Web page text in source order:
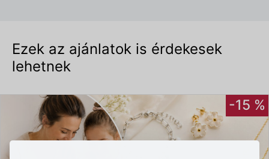
Ezek az ajánlatok is érdekesek
lehetnek
-15 %